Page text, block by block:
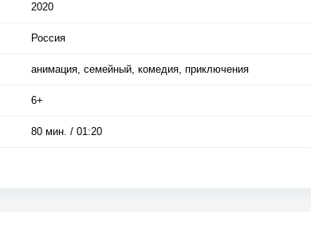
2020
Россия
анимация, семейный, комедия, приключения
6+
80 мин. / 01:20